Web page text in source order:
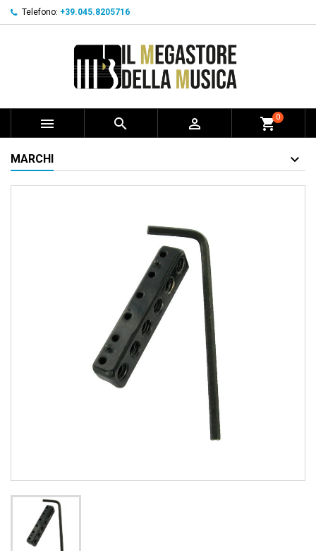
Telefono: +39.045.8205716
   shopping_cart0
MARCHI